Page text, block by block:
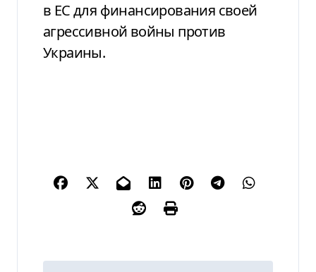
в ЕС для финансирования своей
агрессивной войны против
Украины.